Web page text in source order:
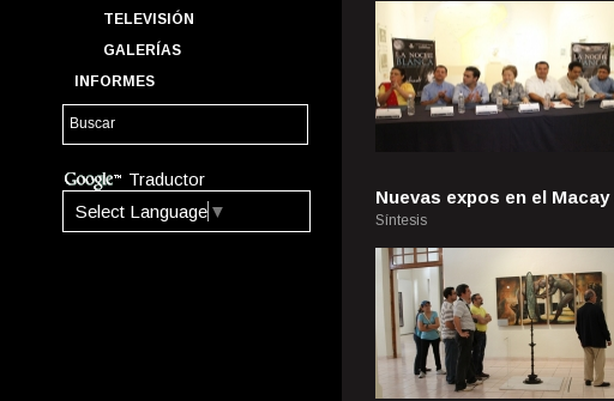
TELEVISIÓN
GALERÍAS
INFORMES
Traductor
Select Language ▼
Nuevas expos en el Macay
Síntesis